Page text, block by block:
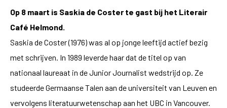
Op 8 maart is Saskia de Coster te gast bij het Literair
Café Helmond.
Saskia de Coster (1976) was al op jonge leeftijd actief bezig
met schrijven. In 1989 leverde haar dat de titel op van
nationaal laureaat in de Junior Journalist wedstrijd op. Ze
studeerde Germaanse Talen aan de universiteit van Leuven en
vervolgens literatuurwetenschap aan het UBC in Vancouver.